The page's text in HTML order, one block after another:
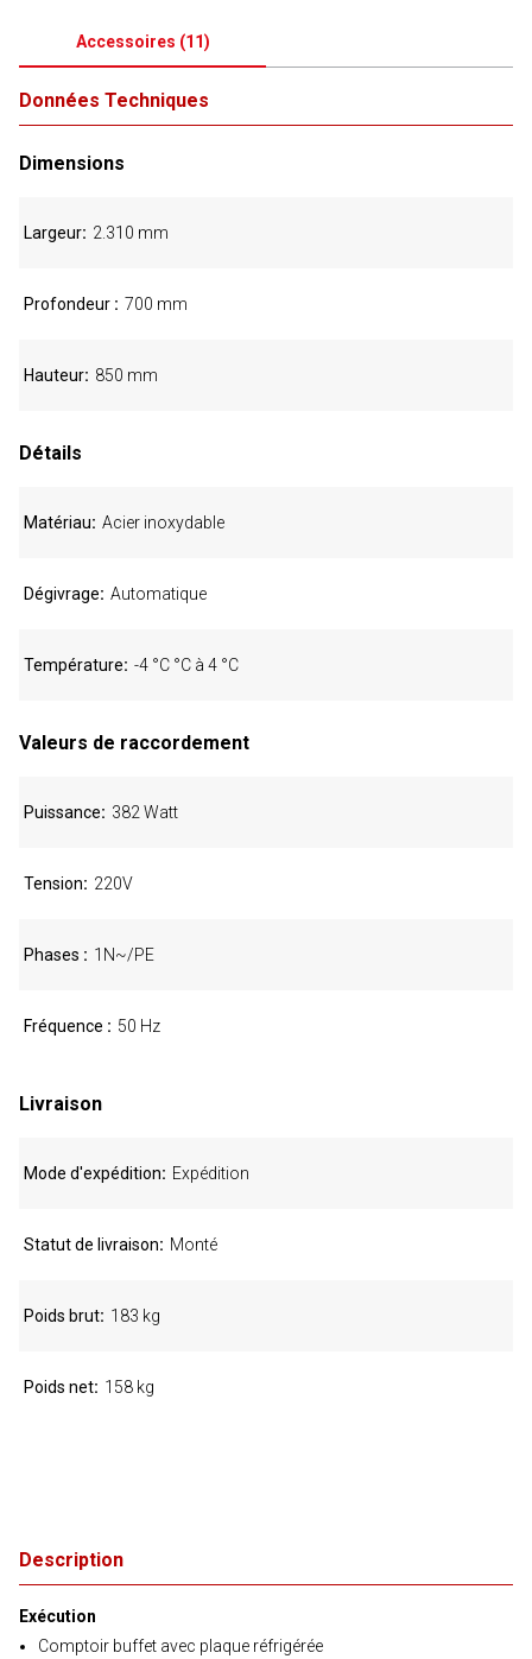
Accessoires (11)
Description
Exécution
Comptoir buffet avec plaque réfrigérée
Données Techniques
Dimensions
Largeur 2.310 mm
Profondeur 700 mm
Hauteur 850 mm
Détails
Matériau Acier inoxydable
Dégivrage Automatique
Température -4 °C °C à 4 °C
Valeurs de raccordement
Puissance 382 Watt
Tension 220V
Phases 1N~/PE
Fréquence 50 Hz
Livraison
Mode d'expédition Expédition
Statut de livraison Monté
Poids brut 183 kg
Poids net 158 kg